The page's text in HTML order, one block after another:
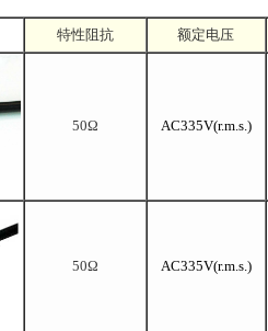
特性阻抗 额定电压
50Ω AC335V(r.m.s.)
50Ω AC335V(r.m.s.)